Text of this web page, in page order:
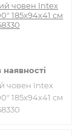
човен Intex
185х94х41 см